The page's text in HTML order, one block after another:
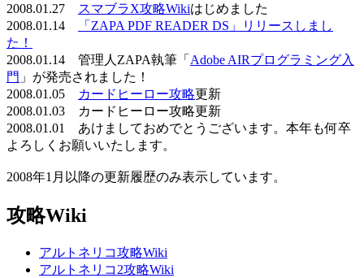
2008.01.27
スマブラX攻略Wikiはじめました
2008.01.14
「ZAPA PDF READER DS」リリースしまし
た！
2008.01.14 管理人ZAPA執筆「 Adobe AIRプログラミング入
門 」が発売されました！
2008.01.05
カードヒーロー攻略更新
2008.01.03 カードヒーロー攻略更新
2008.01.01 あけましておめでとうございます。本年も何卒
よろしくお願いいたします。
2008年1月以降の更新履歴のみ表示しています。
攻略Wiki
アルトネリコ攻略Wiki
アルトネリコ2攻略Wiki